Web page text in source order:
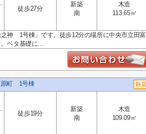
徒歩27分
新築
南
木造
113.65㎡
神 1号棟」です。徒歩12分の場所に中央市立田富
ベタ基礎に...
原町 1号棟
徒歩19分
新築
南
木造
109.09㎡